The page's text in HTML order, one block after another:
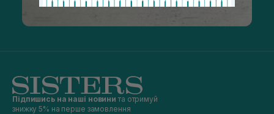
Підпишись на наші новини та отримуй
знижку 5% на перше замовлення